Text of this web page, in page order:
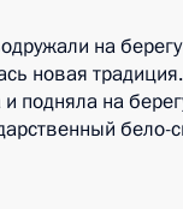
на
новая
подняла на